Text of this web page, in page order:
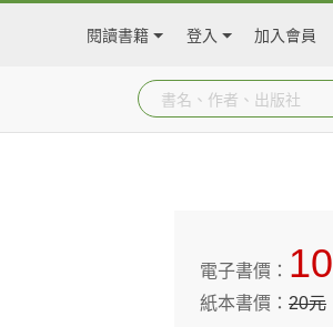
閱讀書籍 登入 加入會員
電子書價： 10
紙本書價：20元